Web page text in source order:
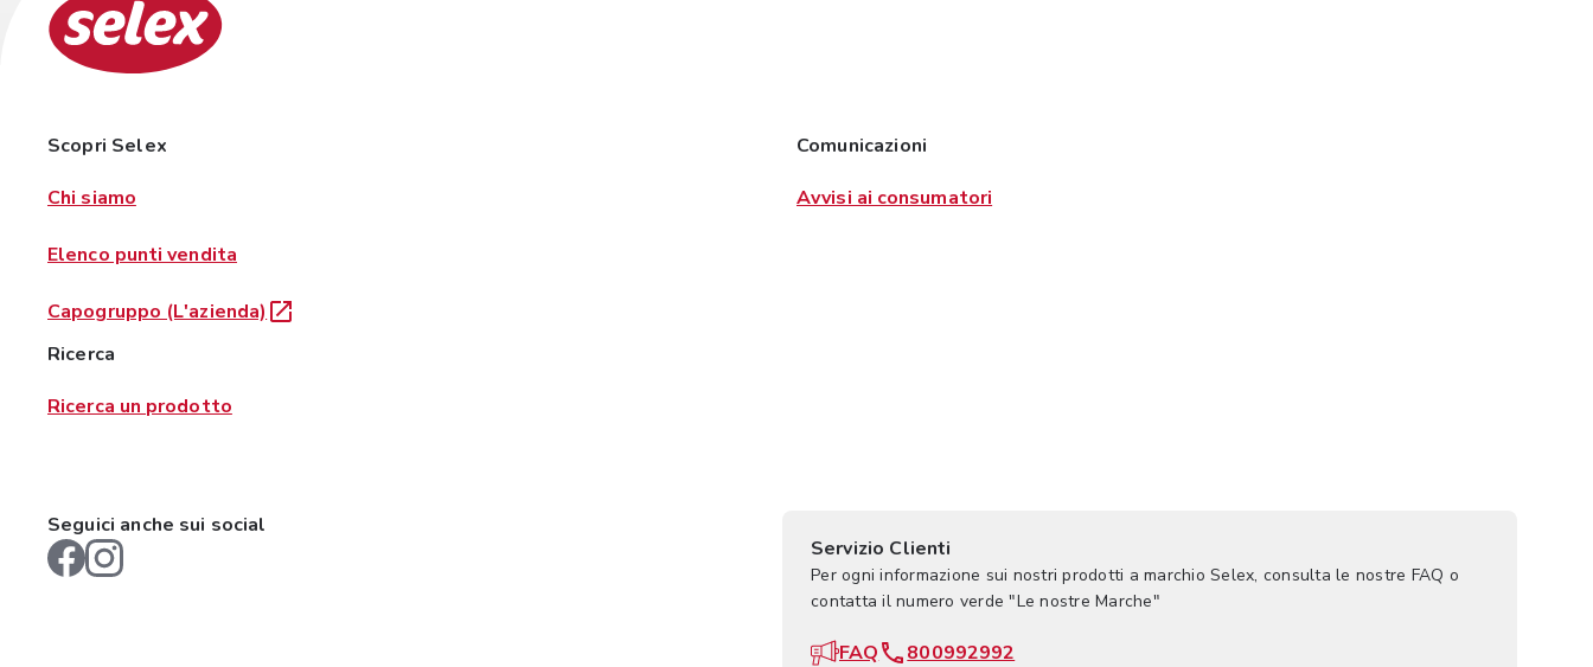
Scopri Selex
Chi siamo
Elenco punti vendita
Capogruppo (L'azienda)
Comunicazioni
Avvisi ai consumatori
Ricerca
Ricerca un prodotto
Seguici anche sui social
Servizio Clienti
Per ogni informazione sui nostri prodotti a marchio Selex, consulta le nostre FAQ o
contatta il numero verde "Le nostre Marche"
FAQ 800992992